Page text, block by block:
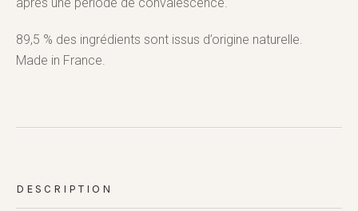
après une période de convalescence.
89,5 % des ingrédients sont issus d’origine naturelle.
Made in France.
DESCRIPTION